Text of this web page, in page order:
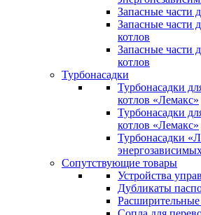
Запасные части
Запасные части
котлов
Запасные части
котлов
Турбонасадки
Турбонасадки
котлов «Лемакс»
Турбонасадки
котлов «Лемакс»
Турбонасадки
Сопутствующие товары
Устройства
Дубликаты
Расширительные